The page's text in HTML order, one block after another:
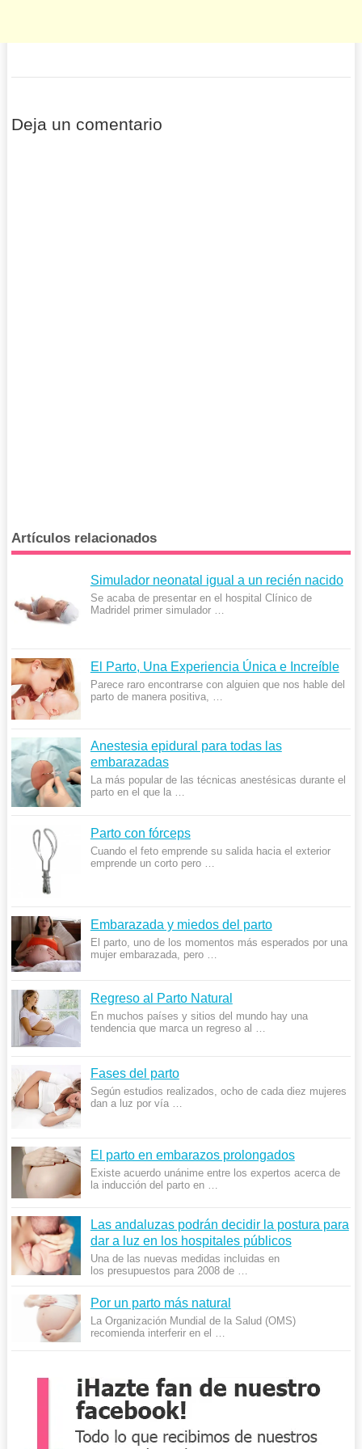
Deja un comentario
Artículos relacionados
Simulador neonatal igual a un recién nacido
Se acaba de presentar en el hospital Clínico de
Madridel primer simulador …
El Parto, Una Experiencia Única e Increíble
Parece raro encontrarse con alguien que nos hable del
parto de manera positiva, …
Anestesia epidural para todas las
embarazadas
La más popular de las técnicas anestésicas durante el
parto en el que la …
Parto con fórceps
Cuando el feto emprende su salida hacia el exterior
emprende un corto pero …
Embarazada y miedos del parto
El parto, uno de los momentos más esperados por una
mujer embarazada, pero …
Regreso al Parto Natural
En muchos países y sitios del mundo hay una
tendencia que marca un regreso al …
Fases del parto
Según estudios realizados, ocho de cada diez mujeres
dan a luz por vía …
El parto en embarazos prolongados
Existe acuerdo unánime entre los expertos acerca de
la inducción del parto en …
Las andaluzas podrán decidir la postura para
dar a luz en los hospitales públicos
Una de las nuevas medidas incluidas en
los presupuestos para 2008 de …
Por un parto más natural
La Organización Mundial de la Salud (OMS)
recomienda interferir en el …